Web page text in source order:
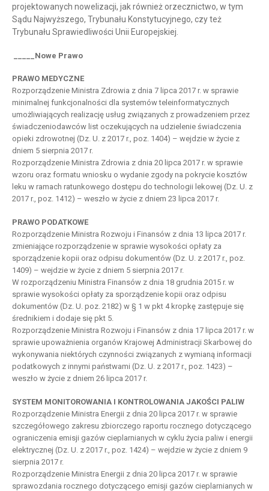
projektowanych nowelizacji, jak również orzecznictwo, w tym
Sądu Najwyższego, Trybunału Konstytucyjnego, czy też
Trybunału Sprawiedliwości Unii Europejskiej.
_____Nowe Prawo
PRAWO MEDYCZNE
Rozporządzenie Ministra Zdrowia z dnia 7 lipca 2017 r. w sprawie
minimalnej funkcjonalności dla systemów teleinformatycznych
umożliwiających realizację usług związanych z prowadzeniem przez
świadczeniodawców list oczekujących na udzielenie świadczenia
opieki zdrowotnej (Dz. U. z 2017 r., poz. 1404) – wejdzie w życie z
dniem 5 sierpnia 2017 r.
Rozporządzenie Ministra Zdrowia z dnia 20 lipca 2017 r. w sprawie
wzoru oraz formatu wniosku o wydanie zgody na pokrycie kosztów
leku w ramach ratunkowego dostępu do technologii lekowej (Dz. U. z
2017 r., poz. 1412) – weszło w życie z dniem 23 lipca 2017 r.
PRAWO PODATKOWE
Rozporządzenie Ministra Rozwoju i Finansów z dnia 13 lipca 2017 r.
zmieniające rozporządzenie w sprawie wysokości opłaty za
sporządzenie kopii oraz odpisu dokumentów (Dz. U. z 2017 r., poz.
1409) – wejdzie w życie z dniem 5 sierpnia 2017 r.
W rozporządzeniu Ministra Finansów z dnia 18 grudnia 2015 r. w
sprawie wysokości opłaty za sporządzenie kopii oraz odpisu
dokumentów (Dz. U. poz. 2182) w § 1 w pkt 4 kropkę zastępuje się
średnikiem i dodaje się pkt 5.
Rozporządzenie Ministra Rozwoju i Finansów z dnia 17 lipca 2017 r. w
sprawie upoważnienia organów Krajowej Administracji Skarbowej do
wykonywania niektórych czynności związanych z wymianą informacji
podatkowych z innymi państwami (Dz. U. z 2017 r., poz. 1423) –
weszło w życie z dniem 26 lipca 2017 r.
SYSTEM MONITOROWANIA I KONTROLOWANIA JAKOŚCI PALIW
Rozporządzenie Ministra Energii z dnia 20 lipca 2017 r. w sprawie
szczegółowego zakresu zbiorczego raportu rocznego dotyczącego
ograniczenia emisji gazów cieplarnianych w cyklu życia paliw i energii
elektrycznej (Dz. U. z 2017 r., poz. 1424) – wejdzie w życie z dniem 9
sierpnia 2017 r.
Rozporządzenie Ministra Energii z dnia 20 lipca 2017 r. w sprawie
sprawozdania rocznego dotyczącego emisji gazów cieplarnianych w